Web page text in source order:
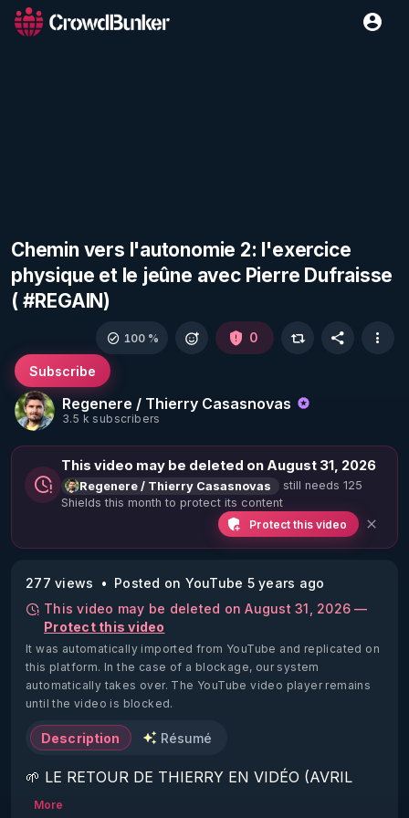
Chemin vers l'autonomie 2: l'exercice
physique et le jeûne avec Pierre Dufraisse
( #REGAIN)
Regenere / Thierry Casasnovas
3.5 k subscribers
Subscribe
100 % 0
This video may be deleted on August 31, 2026
Regenere / Thierry Casasnovas
still needs 125
Shields this month to protect its content
Protect this video
277 views
Posted on YouTube 5 years ago
This video may be deleted on August 31, 2026 —
Protect this video
It was automatically imported from YouTube and replicated on
this platform. In the case of a blockage, our system
automatically takes over. The YouTube video player remains
until the video is blocked.
Description Résumé
🌱 LE RETOUR DE THIERRY EN VIDÉO (AVRIL
2022)!
More